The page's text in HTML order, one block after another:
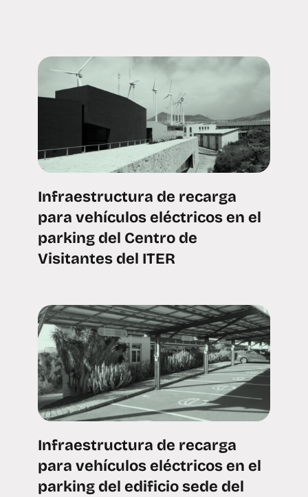
Infraestructura de recarga
para vehículos eléctricos en el
parking del Centro de
Visitantes del ITER
Infraestructura de recarga
para vehículos eléctricos en el
parking del edificio sede del